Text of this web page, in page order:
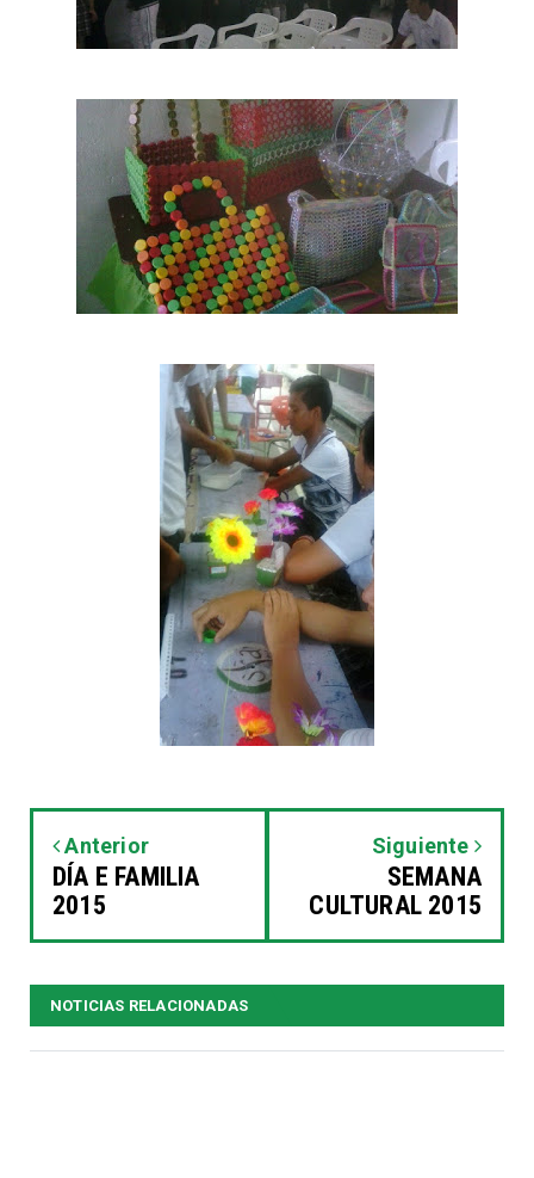
Anterior
DÍA E FAMILIA
2015
Siguiente
SEMANA
CULTURAL 2015
NOTICIAS RELACIONADAS